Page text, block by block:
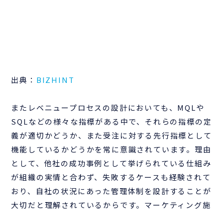
出典： BIZHINT
またレベニュープロセスの設計においても、MQLや
SQLなどの様々な指標がある中で、それらの指標の定
義が適切かどうか、また受注に対する先行指標として
機能しているかどうかを常に意識されています。理由
として、他社の成功事例として挙げられている仕組み
が組織の実情と合わず、失敗するケースも経験されて
おり、自社の状況にあった管理体制を設計することが
大切だと理解されているからです。マーケティング施